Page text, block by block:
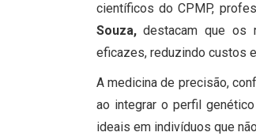
científicos do CPMP,
Souza,destacam que os
eficazes, reduzindo custos
A medicina de precisão,
ao integrar o perfil
ideais em indivíduos que